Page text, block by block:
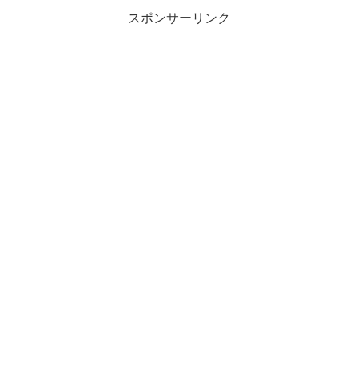
スポンサーリンク